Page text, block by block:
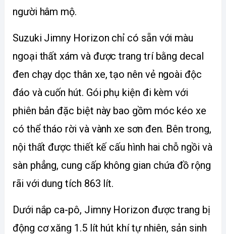
người hâm mộ.
Suzuki Jimny Horizon chỉ có sẵn với màu
ngoại thất xám và được trang trí bằng decal
đen chạy dọc thân xe, tạo nên vẻ ngoài độc
đáo và cuốn hút. Gói phụ kiện đi kèm với
phiên bản đặc biệt này bao gồm móc kéo xe
có thể tháo rời và vành xe sơn đen. Bên trong,
nội thất được thiết kế cấu hình hai chỗ ngồi và
sàn phẳng, cung cấp không gian chứa đồ rộng
rãi với dung tích 863 lít.
Dưới nắp ca-pô, Jimny Horizon được trang bị
động cơ xăng 1.5 lít hút khí tự nhiên, sản sinh